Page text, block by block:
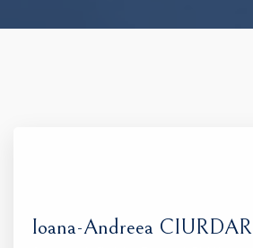
Ioana-Andreea CIURDAR